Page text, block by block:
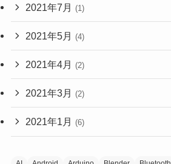
2021年7月 (1)
2021年5月 (4)
2021年4月 (2)
2021年3月 (2)
2021年1月 (6)